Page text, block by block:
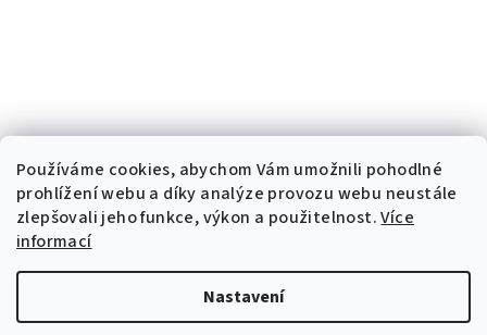
Používáme cookies, abychom Vám umožnili pohodlné
prohlížení webu a díky analýze provozu webu neustále
zlepšovali jeho funkce, výkon a použitelnost.Více
informací
Nastavení